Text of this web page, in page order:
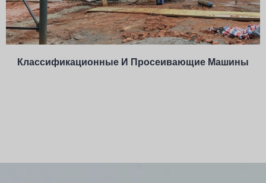
Классификационные И Просеивающие Машины